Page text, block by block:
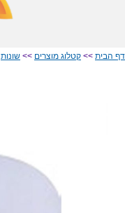
דף הבית >> קטלוג מוצרים >> שונות